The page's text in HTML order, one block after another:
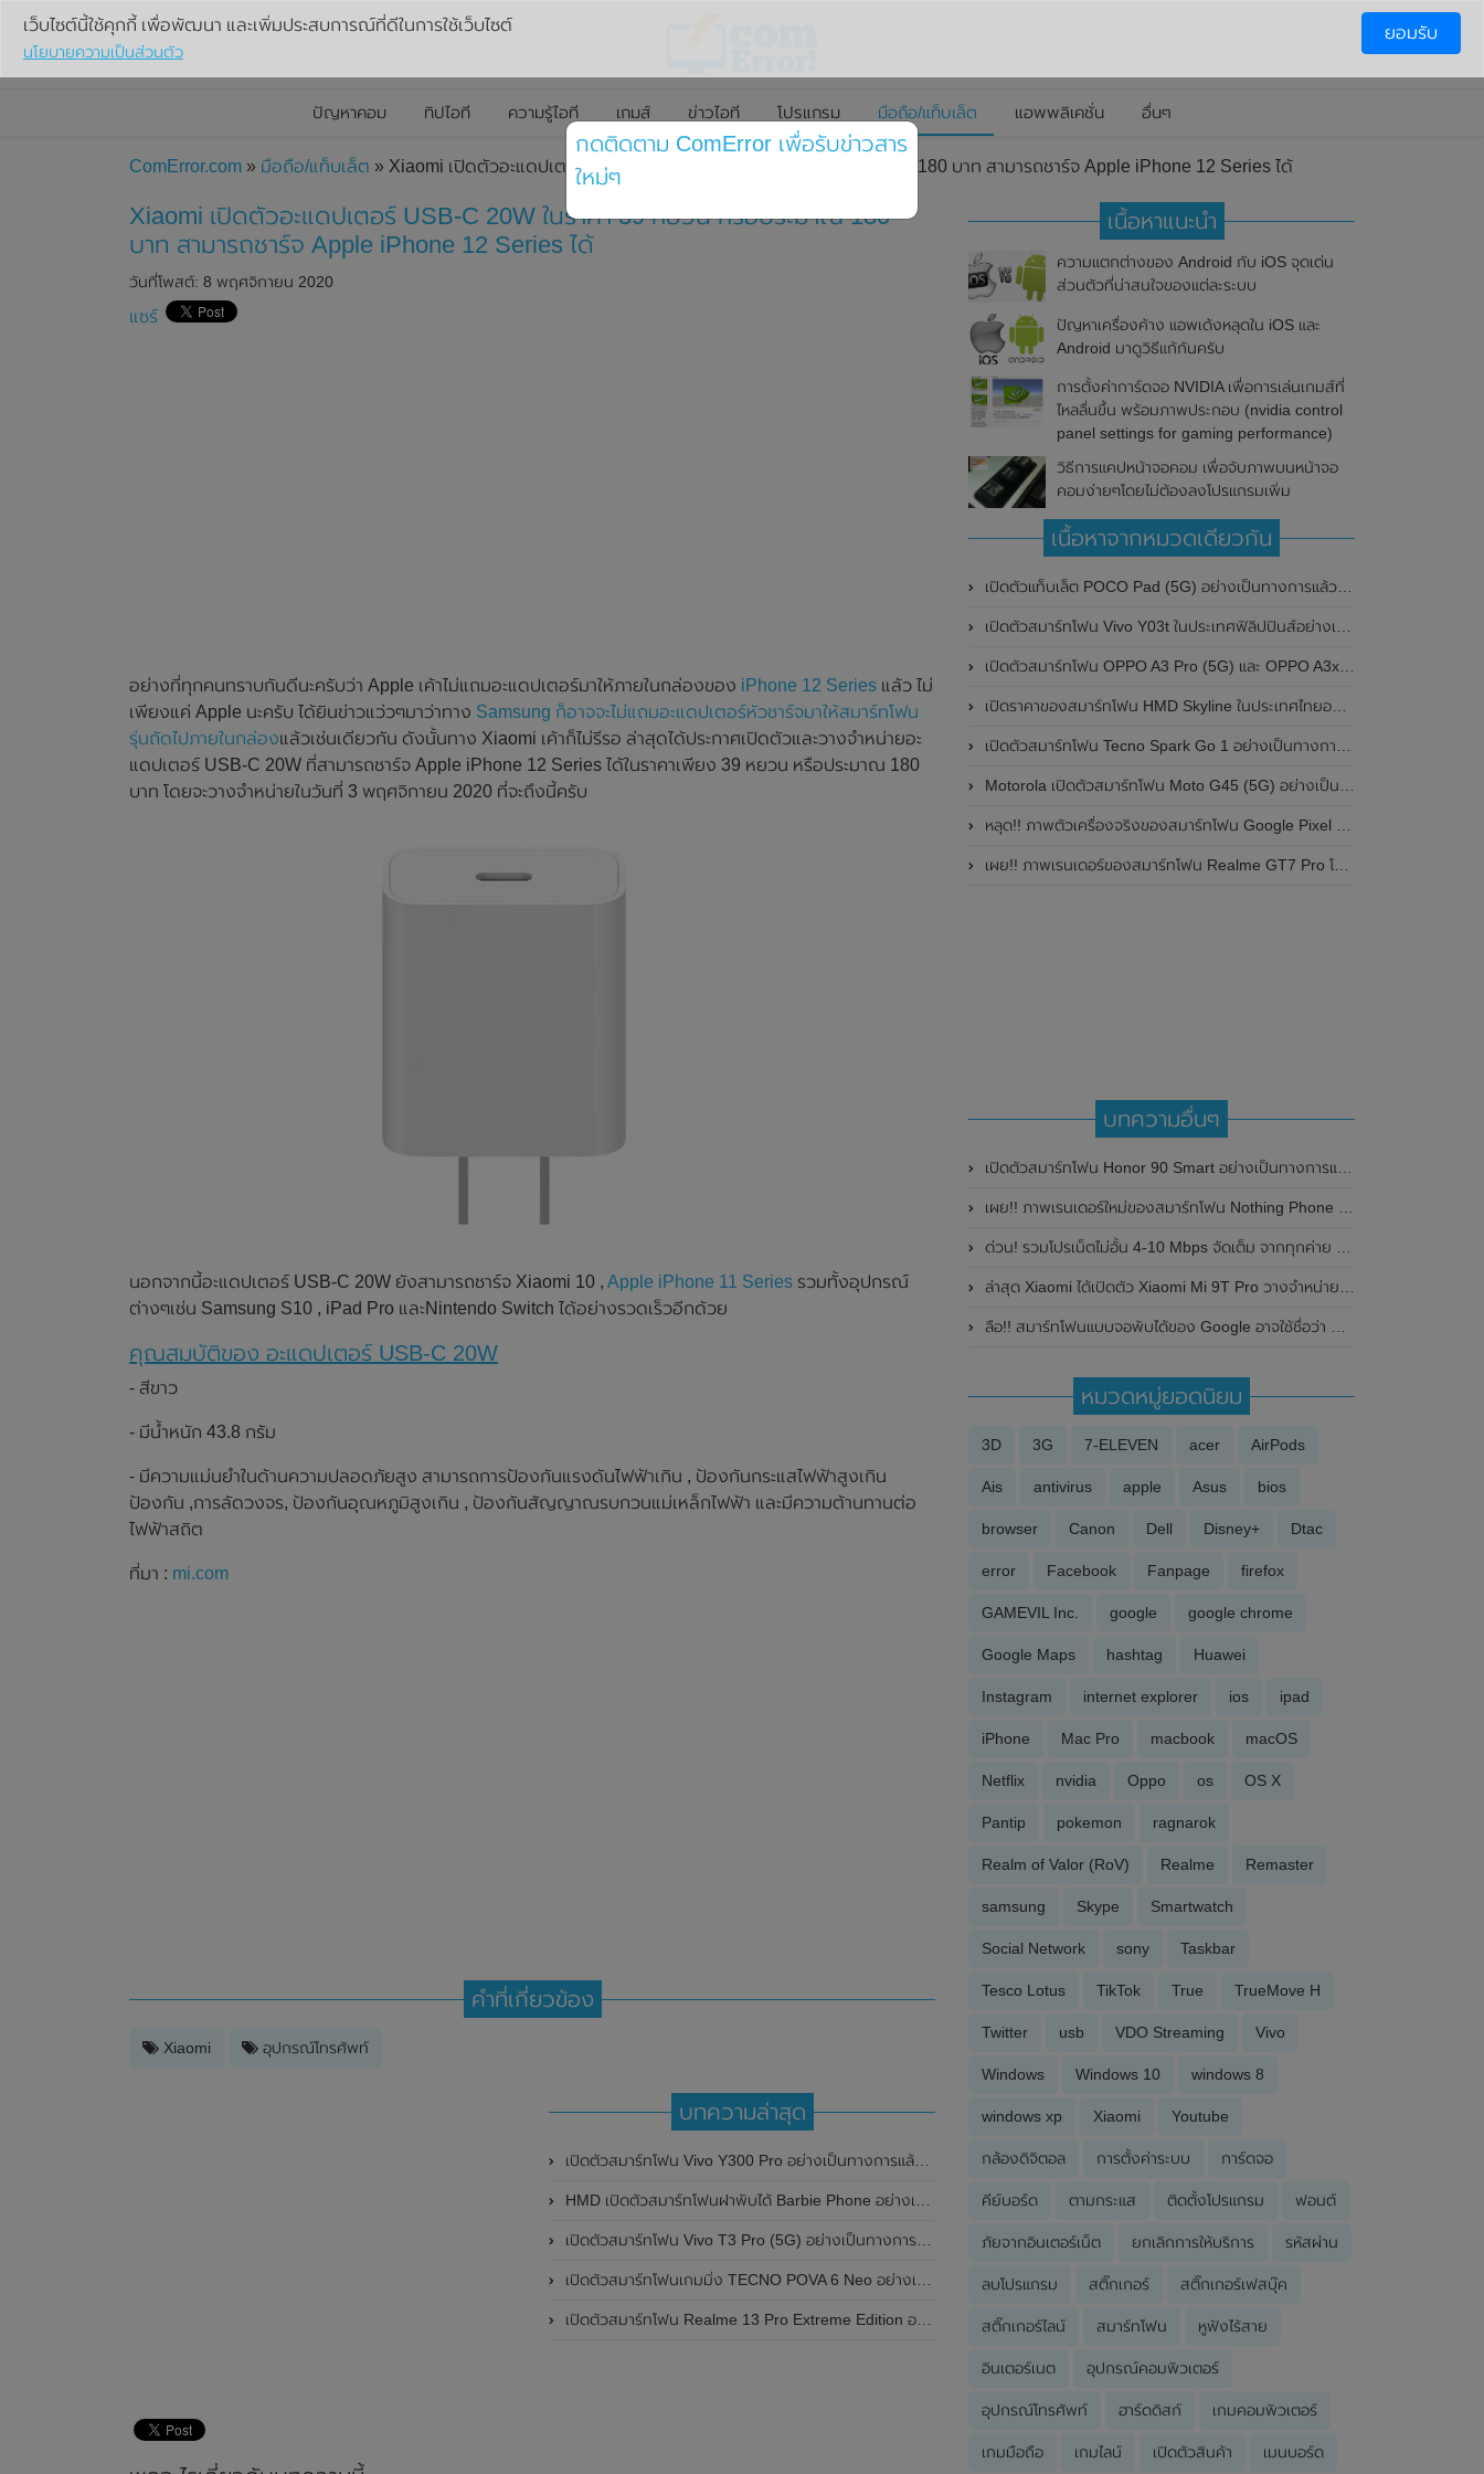
ปัญหาคอม ทิปไอที ความรู้ไอที เกมส์ ข่าวไอที โปรแกรม มือถือ/แท็บเล็ต แอพพลิเคชั่น อื่นๆ
ComError.com » มือถือ/แท็บเล็ต » Xiaomi เปิดตัวอะแดปเตอร์ USB-C 20W ในราคา 39 หยวน หรือประมาณ 180 บาท สามารถชาร์จ Apple iPhone 12 Series ได้
Xiaomi เปิดตัวอะแดปเตอร์ USB-C 20W ในราคา 39 หยวน หรือประมาณ 180
บาท สามารถชาร์จ Apple iPhone 12 Series ได้
วันที่โพสต์: 8 พฤศจิกายน 2020
แชร์
อย่างที่ทุกคนทราบกันดีนะครับว่า Apple เค้าไม่แถมอะแดปเตอร์มาให้ภายในกล่องของ iPhone 12 Series แล้ว ไม่
เพียงแค่ Apple นะครับ ได้ยินข่าวแว่วๆมาว่าทาง Samsung ก็อาจจะไม่แถมอะแดปเตอร์หัวชาร์จมาให้สมาร์ทโฟน
รุ่นถัดไปภายในกล่องแล้วเช่นเดียวกัน ดังนั้นทาง Xiaomi เค้าก็ไม่รีรอ ล่าสุดได้ประกาศเปิดตัวและวางจำหน่ายอะ
แดปเตอร์ USB-C 20W ที่สามารถชาร์จ Apple iPhone 12 Series ได้ในราคาเพียง 39 หยวน หรือประมาณ 180
บาท โดยจะวางจำหน่ายในวันที่ 3 พฤศจิกายน 2020 ที่จะถึงนี้ครับ
นอกจากนี้อะแดปเตอร์ USB-C 20W ยังสามารถชาร์จ Xiaomi 10 , Apple iPhone 11 Series รวมทั้งอุปกรณ์
ต่างๆเช่น Samsung S10 , iPad Pro และNintendo Switch ได้อย่างรวดเร็วอีกด้วย
คุณสมบัติของ อะแดปเตอร์ USB-C 20W
- สีขาว
- มีน้ำหนัก 43.8 กรัม
- มีความแม่นยำในด้านความปลอดภัยสูง สามารถการป้องกันแรงดันไฟฟ้าเกิน , ป้องกันกระแสไฟฟ้าสูงเกิน
ป้องกัน ,การลัดวงจร, ป้องกันอุณหภูมิสูงเกิน , ป้องกันสัญญาณรบกวนแม่เหล็กไฟฟ้า และมีความต้านทานต่อ
ไฟฟ้าสถิต
ที่มา : mi.com
คำที่เกี่ยวข้อง
Xiaomi อุปกรณ์โทรศัพท์
บทความล่าสุด
เปิดตัวสมาร์ทโฟน Vivo Y300 Pro อย่างเป็นทางการแล้วในประเทศจีน มาพร้อมดีไซน์พรีเมี่ยม ทนทาน และแบตเตอรี่สุดอึดขนาดใหญ่ 6,500mAh พร้อมรองรับการชาร์จไว 80W
HMD เปิดตัวสมาร์ทโฟนฝาพับได้ Barbie Phone อย่างเป็นทางการแล้ว มาพร้อมธีมสีชมพูสดใส
เปิดตัวสมาร์ทโฟน Vivo T3 Pro (5G) อย่างเป็นทางการแล้วในประเทศอินเดีย
เปิดตัวสมาร์ทโฟนเกมมิ่ง TECNO POVA 6 Neo อย่างเป็นทางการแล้วในประเทศไทย ในราคา 8,499 บาท
เปิดตัวสมาร์ทโฟน Realme 13 Pro Extreme Edition อย่างเป็นทางการแล้วในประเทศจีน
เนื้อหาแนะนำ
ความแตกต่างของ Android กับ iOS จุดเด่น
ส่วนตัวที่น่าสนใจของแต่ละระบบ
ปัญหาเครื่องค้าง แอพเด้งหลุดใน iOS และ
Android มาดูวิธีแก้กันครับ
การตั้งค่าการ์ดจอ NVIDIA เพื่อการเล่นเกมส์ที่
ไหลลื่นขึ้น พร้อมภาพประกอบ (nvidia control
panel settings for gaming performance)
วิธีการแคปหน้าจอคอม เพื่อจับภาพบนหน้าจอ
คอมง่ายๆโดยไม่ต้องลงโปรแกรมเพิ่ม
เนื้อหาจากหมวดเดียวกัน
เปิดตัวแท็บเล็ต POCO Pad (5G) อย่างเป็นทางการแล้วในประเทศอินเดีย มาพร้อมชิปเซ็ต Snapdragon 7s Gen 2 ของ Qualcomm และรองรับเครือข่าย 5G
เปิดตัวสมาร์ทโฟน Vivo Y03t ในประเทศฟิลิปปินส์อย่างเป็นทางการแล้ว มาพร้อมชิปเซ็ต Unisoc T612 , กล้องหลัง ความละเอียด 13MP , แบตเตอรี่ 5,000mAh และหน้าจอแสดงผล LCD / 90Hz
เปิดตัวสมาร์ทโฟน OPPO A3 Pro (5G) และ OPPO A3x ในประเทศไทยอย่างเป็นทางการแล้ว ในราคาเริ่มต้นเพียง 3,999 บาท
เปิดราคาของสมาร์ทโฟน HMD Skyline ในประเทศไทยอย่างเป็นทางการแล้ว ราคา 14,990 บาท
เปิดตัวสมาร์ทโฟน Tecno Spark Go 1 อย่างเป็นทางการแล้ว มาพร้อมหน้าจอแสดงผล LCD / 120Hz , แบตเตอรี่ 5,000mAh และใช้ชิปเซ็ต Unisoc
Motorola เปิดตัวสมาร์ทโฟน Moto G45 (5G) อย่างเป็นทางการแล้วในอินเดีย
หลุด!! ภาพตัวเครื่องจริงของสมาร์ทโฟน Google Pixel 9a โชว์ดีไซน์ใหม่ กล้องหลังแบนราบ ไม่มีกรอบของกล้องแล้ว
เผย!! ภาพเรนเดอร์ของสมาร์ทโฟน Realme GT7 Pro โชว์ให้เห็นดีไซน์ใหม่ พร้อมเผยรายละเอียดสเปกที่สำคัญบางส่วน
บทความอื่นๆ
เปิดตัวสมาร์ทโฟน Honor 90 Smart อย่างเป็นทางการแล้วในประเทศฝรั่งเศส มาพร้อมชิปเซ็ต MediaTek Dimensity 6020 , กล้องหลัง (หลัก) ความละเอียด 108MP และหน้าจอแสดงผลขนาดใหญ่ 6.8 นิ้ว
เผย!! ภาพเรนเดอร์ใหม่ของสมาร์ทโฟน Nothing Phone (2a) พร้อมรายละเอียดสเปกและราคาก่อนเปิดตัวที่อินเดีย ในวันที่ 5 มีนาคม 2024 นี้
ด่วน! รวมโปรเน็ตไม่อั้น 4-10 Mbps จัดเต็ม จากทุกค่าย โทรฟรีทุกเครือข่าย เริ่มต้นเดือนละ 150 บาท
ล่าสุด Xiaomi ได้เปิดตัว Xiaomi Mi 9T Pro วางจำหน่ายแล้วทั่วประเทศ
ลือ!! สมาร์ทโฟนแบบจอพับได้ของ Google อาจใช้ชื่อว่า Pixel Notepad และอาจมีราคาถูกกว่า Samsung Galaxy Z Fold 3
หมวดหมู่ยอดนิยม
3D 3G 7-ELEVEN acer AirPods
Ais antivirus apple Asus bios
browser Canon Dell Disney+ Dtac
error Facebook Fanpage firefox
GAMEVIL Inc. google google chrome
Google Maps hashtag Huawei
Instagram internet explorer ios ipad
iPhone Mac Pro macbook macOS
Netflix nvidia Oppo os OS X
Pantip pokemon ragnarok
Realm of Valor (RoV) Realme Remaster
samsung Skype Smartwatch
Social Network sony Taskbar
Tesco Lotus TikTok True TrueMove H
Twitter usb VDO Streaming Vivo
Windows Windows 10 windows 8
windows xp Xiaomi Youtube
กล้องดิจิตอล การตั้งค่าระบบ การ์ดจอ
คีย์บอร์ด ตามกระแส ติดตั้งโปรแกรม ฟอนต์
ภัยจากอินเตอร์เน็ต ยกเลิกการให้บริการ รหัสผ่าน
ลบโปรแกรม สติ๊กเกอร์ สติ๊กเกอร์เฟสบุ๊ค
สติ๊กเกอร์ไลน์ สมาร์ทโฟน หูฟังไร้สาย
อินเตอร์เนต อุปกรณ์คอมพิวเตอร์
อุปกรณ์โทรศัพท์ ฮาร์ดดิสก์ เกมคอมพิวเตอร์
เกมมือถือ เกมไลน์ เปิดตัวสินค้า เมนบอร์ด
เว็บไซต์นี้ใช้คุกกี้ เพื่อพัฒนา และเพิ่มประสบการณ์ที่ดีในการใช้เว็บไซต์
นโยบายความเป็นส่วนตัว
ยอมรับ
กดติดตาม ComError เพื่อรับข่าวสาร
ใหม่ๆ